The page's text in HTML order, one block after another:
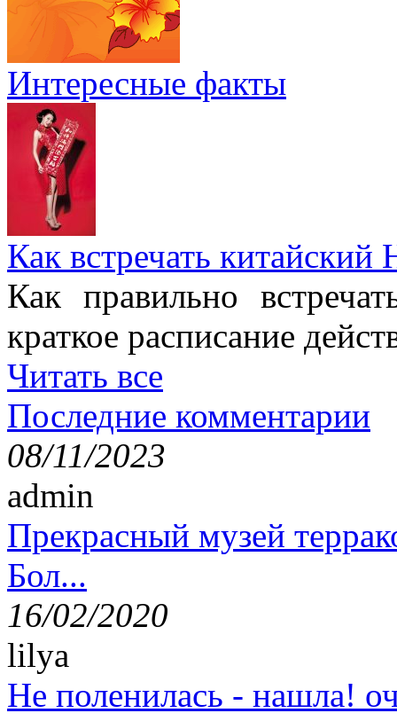
Интересные факты
Как встречать китайский
Как правильно
краткое расписание
Читать все
Последние комментарии
08/11/2023
admin
Прекрасный музей
Бол...
16/02/2020
lilya
Не поленилась - нашла!